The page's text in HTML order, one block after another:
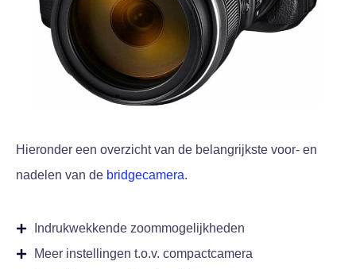
Hieronder een overzicht van de belangrijkste voor- en
nadelen van de bridgecamera.
Indrukwekkende zoommogelijkheden
Meer instellingen t.o.v. compactcamera